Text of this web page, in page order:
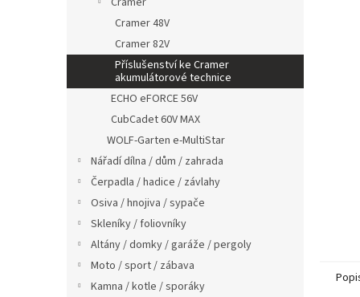
Cramer 48V
Cramer 82V
Příslušenství ke Cramer
akumulátorové technice
ECHO eFORCE 56V
CubCadet 60V MAX
WOLF-Garten e-MultiStar
Nářadí dílna / dům / zahrada
Čerpadla / hadice / závlahy
Osiva / hnojiva / sypače
Skleníky / foliovníky
Altány / domky / garáže / pergoly
Moto / sport / zábava
Kamna / kotle / sporáky